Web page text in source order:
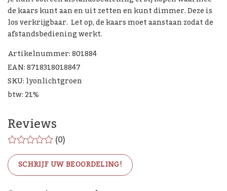
de kaars kunt aan en uit zetten en kunt dimmer. Deze is
los verkrijgbaar. Let op, de kaars moet aanstaan zodat de
afstandsbediening werkt.
Artikelnummer: 801884
EAN: 8718318018847
SKU: lyonlichtgroen
btw: 21%
Reviews
(0)
SCHRIJF UW BEOORDELING!